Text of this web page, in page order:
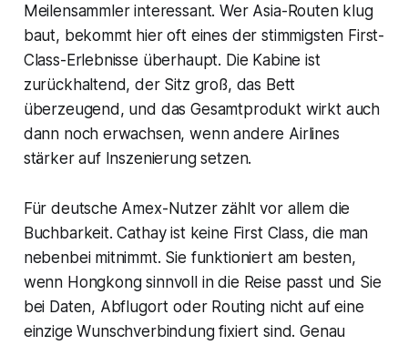
Meilensammler interessant. Wer Asia-Routen klug
baut, bekommt hier oft eines der stimmigsten First-
Class-Erlebnisse überhaupt. Die Kabine ist
zurückhaltend, der Sitz groß, das Bett
überzeugend, und das Gesamtprodukt wirkt auch
dann noch erwachsen, wenn andere Airlines
stärker auf Inszenierung setzen.
Für deutsche Amex-Nutzer zählt vor allem die
Buchbarkeit. Cathay ist keine First Class, die man
nebenbei mitnimmt. Sie funktioniert am besten,
wenn Hongkong sinnvoll in die Reise passt und Sie
bei Daten, Abflugort oder Routing nicht auf eine
einzige Wunschverbindung fixiert sind. Genau